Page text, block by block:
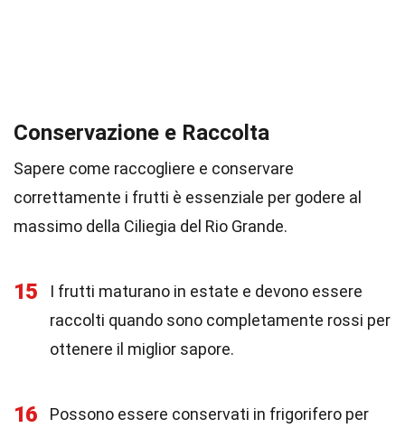
Conservazione e Raccolta
Sapere come raccogliere e conservare
correttamente i frutti è essenziale per godere al
massimo della Ciliegia del Rio Grande.
15
I frutti maturano in estate e devono essere
raccolti quando sono completamente rossi per
ottenere il miglior sapore.
16
Possono essere conservati in frigorifero per